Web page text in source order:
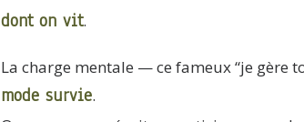
dont on vit.
La charge mentale — ce fameux “je gère
mode survie.